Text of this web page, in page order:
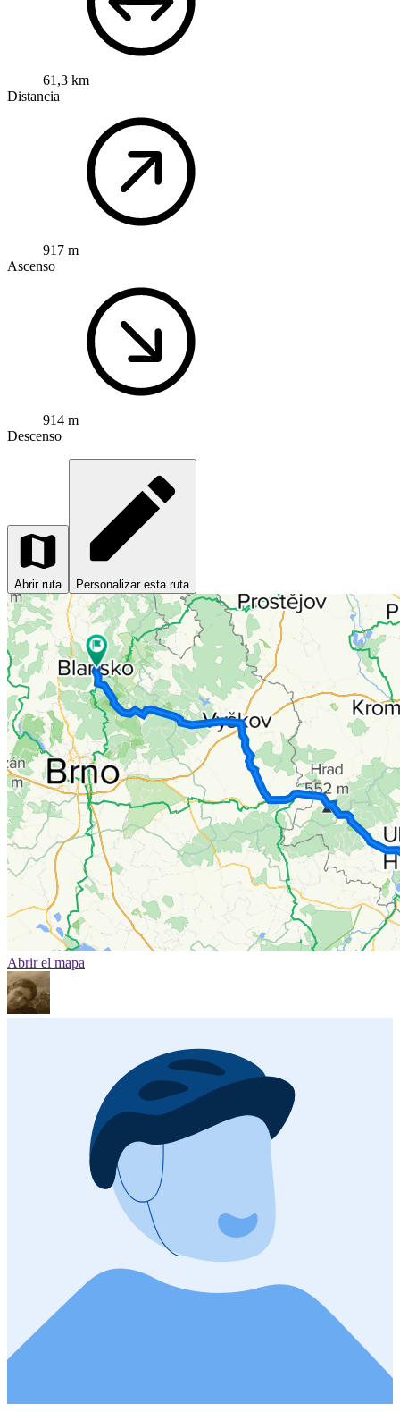
61,3 km
Distancia
917 m
Ascenso
914 m
Descenso
Abrir ruta Personalizar esta ruta
Abrir el mapa